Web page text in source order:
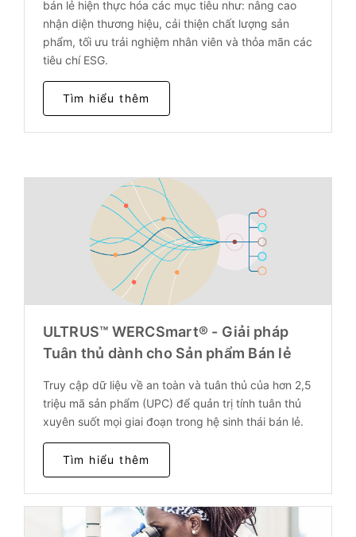
bán lẻ hiện thực hóa các mục tiêu như: nâng cao
nhận diện thương hiệu, cải thiện chất lượng sản
phẩm, tối ưu trải nghiệm nhân viên và thỏa mãn các
tiêu chí ESG.
Tìm hiểu thêm
ULTRUS™ WERCSmart® - Giải pháp
Tuân thủ dành cho Sản phẩm Bán lẻ
Truy cập dữ liệu về an toàn và tuân thủ của hơn 2,5
triệu mã sản phẩm (UPC) để quản trị tính tuân thủ
xuyên suốt mọi giai đoạn trong hệ sinh thái bán lẻ.
Tìm hiểu thêm